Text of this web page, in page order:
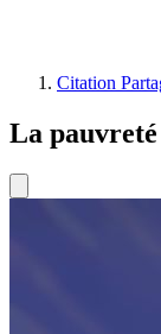
Citation
La